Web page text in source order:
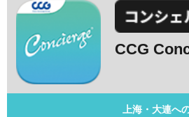
CCG
上海・大連へ